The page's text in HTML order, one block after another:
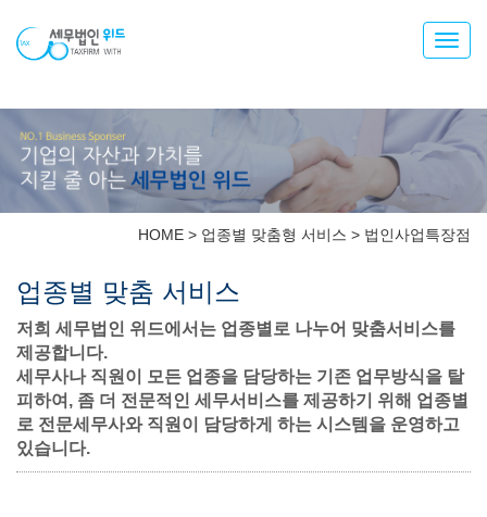
HOME > 업종별 맞춤형 서비스 > 법인사업특장점
업종별 맞춤 서비스
저희 세무법인 위드에서는 업종별로 나누어 맞춤서비스를
제공합니다.
세무사나 직원이 모든 업종을 담당하는 기존 업무방식을 탈
피하여, 좀 더 전문적인 세무서비스를 제공하기 위해 업종별
로 전문세무사와 직원이 담당하게 하는 시스템을 운영하고
있습니다.